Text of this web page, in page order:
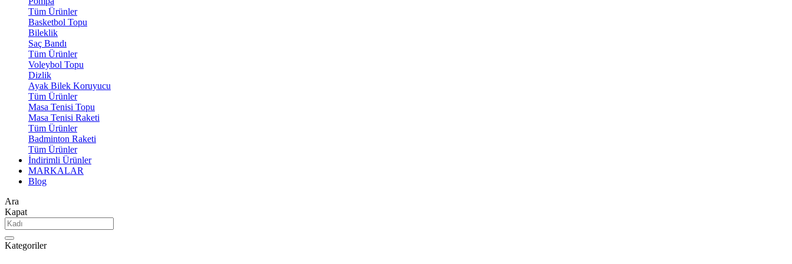
Tüm Ürünler
Basketbol Topu
Bileklik
Saç Bandı
Tüm Ürünler
Voleybol Topu
Dizlik
Ayak Bilek Koruyucu
Tüm Ürünler
Masa Tenisi Topu
Masa Tenisi Raketi
Tüm Ürünler
Badminton Raketi
Tüm Ürünler
İndirimli Ürünler
MARKALAR
Blog
Ara
Kapat
Kategoriler